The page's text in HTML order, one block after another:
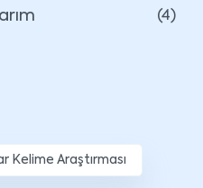
(4)
Kelime Araştırması